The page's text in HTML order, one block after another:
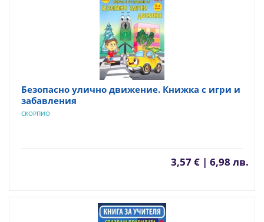
Безопасно улично движение. Книжка с игри и
забавления
СКОРПИО
3,57 € | 6,98 лв.